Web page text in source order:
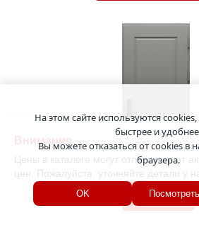
Внимание
Цены в каталоге могут отличаться от
цен. Пожалуйста, уточняйте детали у
Хорошо
Стальная термодверь с
окрашенными панелями
На этом сайте используются
быстрее и
Вы можете отказаться от cookies в
браузера.
OK